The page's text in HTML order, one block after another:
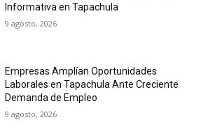
Informativa en Tapachula
9 agosto, 2026
Empresas Amplían Oportunidades
Laborales en Tapachula Ante Creciente
Demanda de Empleo
9 agosto, 2026